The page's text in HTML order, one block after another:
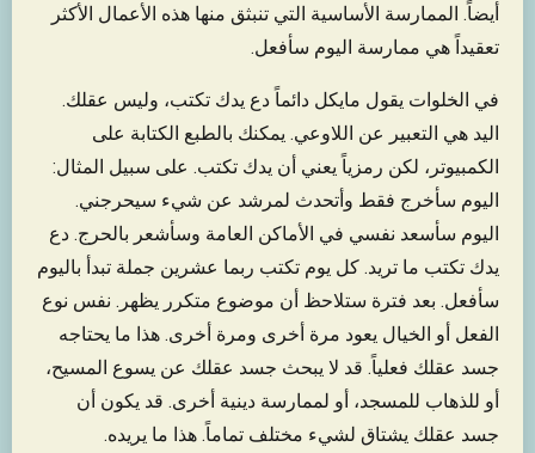
أيضاً. الممارسة الأساسية التي تنبثق منها هذه الأعمال الأكثر
تعقيداً هي ممارسة اليوم سأفعل.
في الخلوات يقول مايكل دائماً دع يدك تكتب، وليس عقلك.
اليد هي التعبير عن اللاوعي. يمكنك بالطبع الكتابة على
الكمبيوتر، لكن رمزياً يعني أن يدك تكتب. على سبيل المثال:
اليوم سأخرج فقط وأتحدث لمرشد عن شيء سيحرجني.
اليوم سأسعد نفسي في الأماكن العامة وسأشعر بالحرج. دع
يدك تكتب ما تريد. كل يوم تكتب ربما عشرين جملة تبدأ باليوم
سأفعل. بعد فترة ستلاحظ أن موضوع متكرر يظهر. نفس نوع
الفعل أو الخيال يعود مرة أخرى ومرة أخرى. هذا ما يحتاجه
جسد عقلك فعلياً. قد لا يبحث جسد عقلك عن يسوع المسيح،
أو للذهاب للمسجد، أو لممارسة دينية أخرى. قد يكون أن
جسد عقلك يشتاق لشيء مختلف تماماً. هذا ما يريده.